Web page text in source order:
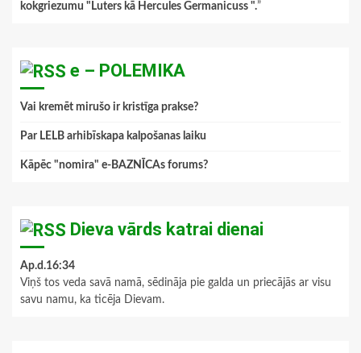
kokgriezumu "Luters kā Hercules Germanicuss ".”
e – POLEMIKA
Vai kremēt mirušo ir kristīga prakse?
Par LELB arhibīskapa kalpošanas laiku
Kāpēc "nomira" e-BAZNĪCAs forums?
Dieva vārds katrai dienai
Ap.d.16:34
Viņš tos veda savā namā, sēdināja pie galda un priecājās ar visu
savu namu, ka ticēja Dievam.